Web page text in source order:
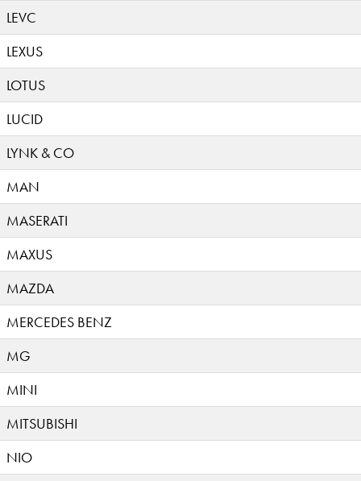
LEVC
LEXUS
LOTUS
LUCID
LYNK & CO
MAN
MASERATI
MAXUS
MAZDA
MERCEDES BENZ
MG
MINI
MITSUBISHI
NIO